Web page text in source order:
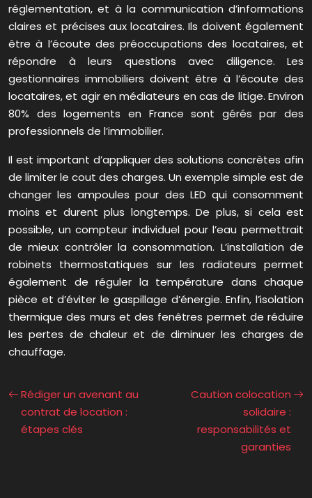
réglementation, et à la communication d’informations
claires et précises aux locataires. Ils doivent également
être à l’écoute des préoccupations des locataires, et
répondre à leurs questions avec diligence. Les
gestionnaires immobiliers doivent être à l’écoute des
locataires, et agir en médiateurs en cas de litige. Environ
80% des logements en France sont gérés par des
professionnels de l’immobilier.
Il est important d’appliquer des solutions concrètes afin
de limiter le cout des charges. Un exemple simple est de
changer les ampoules pour des LED qui consomment
moins et durent plus longtemps. De plus, si cela est
possible, un compteur individuel pour l’eau permettrait
de mieux contrôler la consommation. L’installation de
robinets thermostatiques sur les radiateurs permet
également de réguler la température dans chaque
pièce et d’éviter le gaspillage d’énergie. Enfin, l’isolation
thermique des murs et des fenêtres permet de réduire
les pertes de chaleur et de diminuer les charges de
chauffage.
Rédiger un avenant au
contrat de location :
étapes clés
Caution colocation
solidaire :
responsabilités et
garanties